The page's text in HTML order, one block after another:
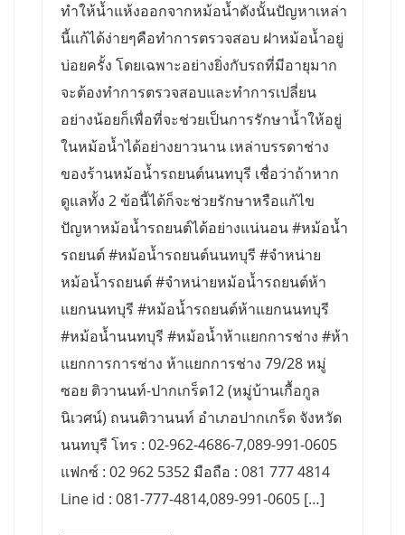
ทำให้น้ำแห้งออกจากหม้อน้ำดังนั้นปัญหาเหล่า
นี้แก้ได้ง่ายๆคือทำการตรวจสอบ ฝาหม้อน้ำอยู่
บ่อยครั้ง โดยเฉพาะอย่างยิ่งกับรถที่มีอายุมาก
จะต้องทำการตรวจสอบและทำการเปลี่ยน
อย่างน้อยก็เพื่อที่จะช่วยเป็นการรักษาน้ำให้อยู่
ในหม้อน้ำได้อย่างยาวนาน เหล่าบรรดาช่าง
ของร้านหม้อน้ำรถยนต์นนทบุรี เชื่อว่าถ้าหาก
ดูแลทั้ง 2 ข้อนี้ได้ก็จะช่วยรักษาหรือแก้ไข
ปัญหาหม้อน้ำรถยนต์ได้อย่างแน่นอน #หม้อน้ำ
รถยนต์ #หม้อน้ำรถยนต์นนทบุรี #จำหน่าย
หม้อน้ำรถยนต์ #จำหน่ายหม้อน้ำรถยนต์ห้า
แยกนนทบุรี #หม้อน้ำรถยนต์ห้าแยกนนทบุรี
#หม้อน้ำนนทบุรี #หม้อน้ำห้าแยกการช่าง #ห้า
แยกการการช่าง ห้าแยกการช่าง 79/28 หมู่
ซอย ติวานนท์-ปากเกร็ด12 (หมู่บ้านเกื้อกูล
นิเวศน์) ถนนติวานนท์ อำเภอปากเกร็ด จังหวัด
นนทบุรี โทร : 02-962-4686-7,089-991-0605
แฟกซ์ : 02 962 5352 มือถือ : 081 777 4814
Line id : 081-777-4814,089-991-0605 […]